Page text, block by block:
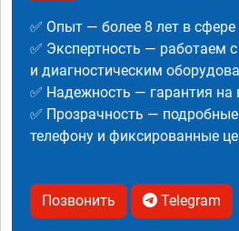
✅ Опыт — более 8 лет в
✅ Экспертность — работаем
и диагностическим
✅ Надежность — гарантия на
✅ Прозрачность —
телефону и фиксированные
Позвонить Telegram